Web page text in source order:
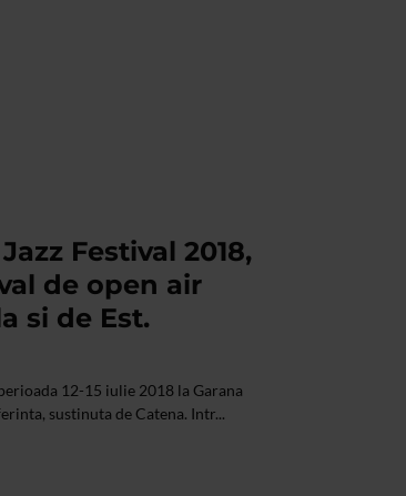
Festival 2018,
de open air
si de Est.
12-15 iulie 2018 la Garana
sustinuta de Catena. Intr...